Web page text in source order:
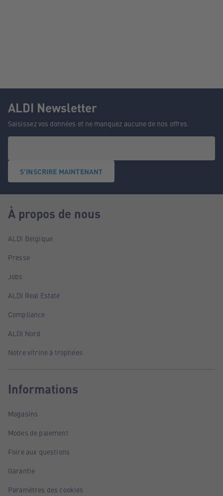
ALDI Newsletter
Saisissez vos données et ne manquez aucune de nos offres.
S'INSCRIRE MAINTENANT
À propos de nous
ALDI Belgique
Presse
Jobs
ALDI Real Estate
Compliance
ALDI Nord
Notre vitrine à trophées
Informations
Magasins
Modes de paiement
Foire aux questions
Garantie
Paramètres des cookies